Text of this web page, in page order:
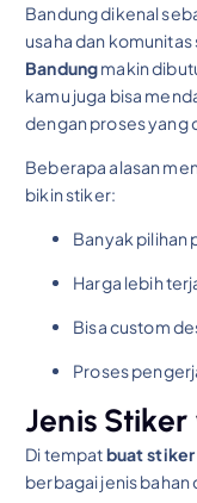
Bandung dikenal
usaha dan komunitas
Bandungmakin
kamu juga bisa
dengan proses yang
Beberapa alasan
bikin stiker:
Banyak
Harga lebih
Bisa custom
Proses
Jenis Stiker
Di tempatbuat stiker
berbagai jenis bahan